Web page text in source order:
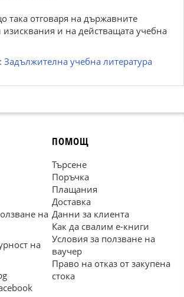
така отговаря на държавните
изисквания и на действащата учебна
Задължителна учебна литература
на
на
ПОМОЩ
Търсене
Поръчка
Плащания
Доставка
Данни за клиента
Как да свалим е-книги
Условия за ползване на
ваучер
Право на отказ от закупена
стока